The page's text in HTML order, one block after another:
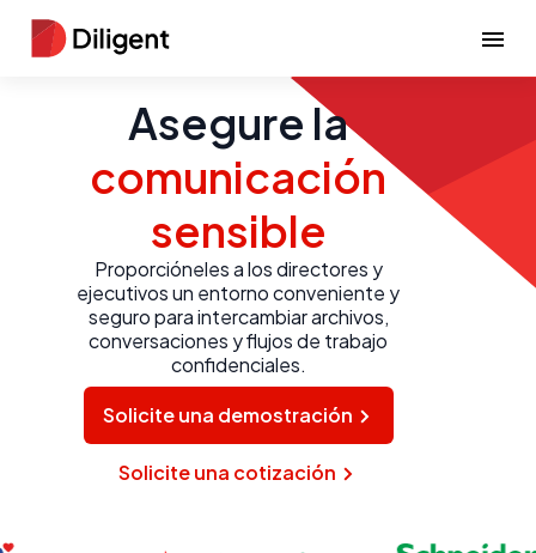
Asegure la
comunicación
sensible
Proporcióneles a los directores y
ejecutivos un entorno conveniente y
seguro para intercambiar archivos,
conversaciones y flujos de trabajo
confidenciales.
Solicite una demostración
Solicite una cotización